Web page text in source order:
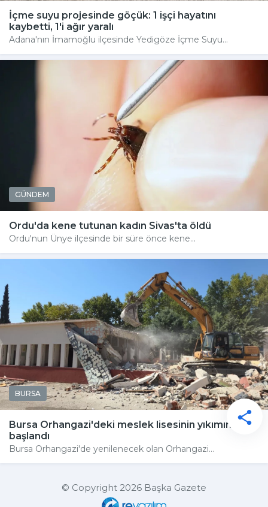
İçme suyu projesinde göçük: 1 işçi hayatını
kaybetti, 1'i ağır yaralı
Adana'nın İmamoğlu ilçesinde Yedigöze İçme Suyu...
GÜNDEM
Ordu'da kene tutunan kadın Sivas'ta öldü
Ordu'nun Ünye ilçesinde bir süre önce kene...
BURSA
Bursa Orhangazi'deki meslek lisesinin yıkımına
başlandı
Bursa Orhangazi'de yenilenecek olan Orhangazi...
© Copyright 2026 Başka Gazete